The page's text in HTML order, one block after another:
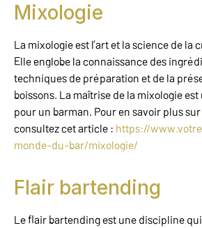
Mixologie
La mixologie est l’art et la science de la
Elle englobe la connaissance des
techniques de préparation et de la
boissons. La maîtrise de la mixologie
pour un barman. Pour en savoir plus
consultez cet article : https://
monde-du-bar/mixologie/
Flair bartending
Le flair bartending est une discipline